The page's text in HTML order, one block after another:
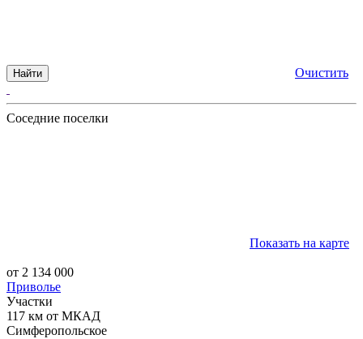
Найти Очистить
Соседние поселки
Показать на карте
от 2 134 000
Приволье
Участки
117 км от МКАД
Симферопольское